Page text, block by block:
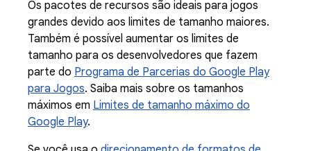
Os pacotes de recursos são ideais para jogos
grandes devido aos limites de tamanho maiores.
Também é possível aumentar os limites de
tamanho para os desenvolvedores que fazem
parte do Programa de Parcerias do Google Play
para Jogos. Saiba mais sobre os tamanhos
máximos em Limites de tamanho máximo do
Google Play.